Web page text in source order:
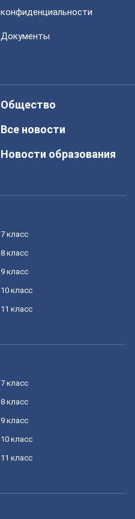
конфиденциальности
Документы
Общество
Все новости
Новости образования
7 класс
8 класс
9 класс
10 класс
11 класс
7 класс
8 класс
9 класс
10 класс
11 класс